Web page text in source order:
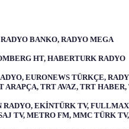
BANKO, RADYO MEGA
HT, HABERTURK RADYO
EURONEWS TÜRKÇE,
TRT AVAZ, TRT
RADYO, EKİNTÜRK TV,
TV, METRO FM, MMC TÜRK